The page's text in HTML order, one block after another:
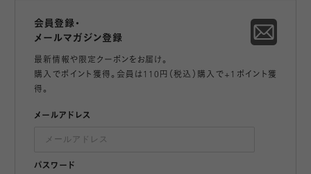
会員登録・
メールマガジン登録
最新情報や限定クーポンをお届け。
購入でポイント獲得。会員は110円（税込）購入で+1ポイント獲
得。
メールアドレス
パスワード